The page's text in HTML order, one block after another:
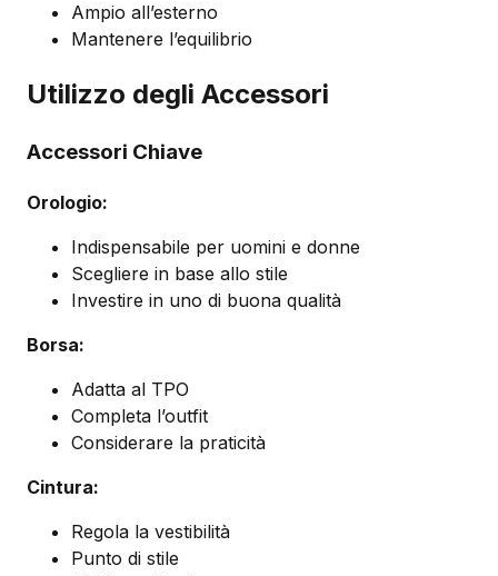
Ampio all’esterno
Mantenere l’equilibrio
Utilizzo degli Accessori
Accessori Chiave
Orologio:
Indispensabile per uomini e donne
Scegliere in base allo stile
Investire in uno di buona qualità
Borsa:
Adatta al TPO
Completa l’outfit
Considerare la praticità
Cintura:
Regola la vestibilità
Punto di stile